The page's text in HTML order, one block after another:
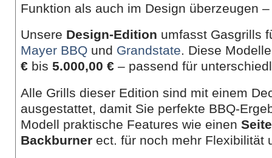
Funktion als auch im Design überzeugen
Unsere Design-Edition umfasst Gasgrills
Mayer BBQ und Grandstate. Diese
€ bis 5.000,00 € – passend für
Alle Grills dieser Edition sind mit einem
ausgestattet, damit Sie perfekte BBQ-
Modell praktische Features wie einen
Backburner ect. für noch mehr Flexibilität